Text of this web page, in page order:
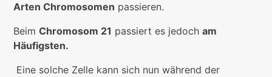
Arten Chromosomen passieren.
BeimChromosom 21 passiert es jedocham
Häufigsten.
Eine solche Zelle kann sich nun während der